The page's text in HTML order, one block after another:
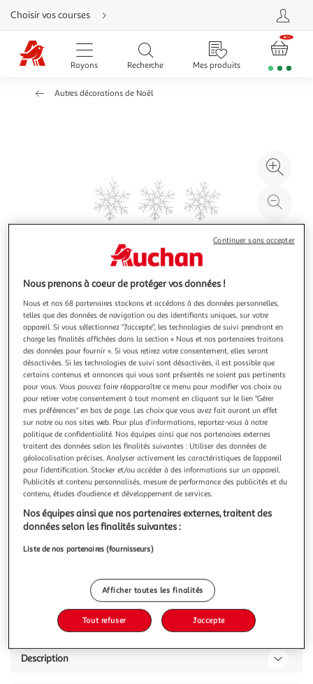
Aller
directement
au
contenu
Aller
directement
Aller
Choisir vos courses
Rayons Recherche Mes produits
Autres décorations de Noël
à
Illustration
précédente
Illustration
suivante
FEERIC LIGHT & CHRISTMAS
Décoration de noël 6 flocons polaire 20cm blanc
Informations Techniques : Dimensions : L. 20 x l. 0,7 x H. 20
cm Matière : Polystyrène Spécificités : Pratique & Utile
Décoration de Noël Suspension Design 6 Flocons Finition
Paillettes Poids : 0,007 kg Couleur : Blanc
En savoir +
Vendu par Paris Prix
Livr. ou retrait dès 3/4 jours
A partir de 7,99€
Plus d'options
Description
Nous prenons à coeur de protéger vos données !
Nous et nos 68 partenaires stockons et accédons à des données personnelles,
telles que des données de navigation ou des identifiants uniques, sur votre
appareil. Si vous sélectionnez "J'accepte", les technologies de suivi prendront en
charge les finalités affichées dans la section « Nous et nos partenaires traitons
des données pour fournir ». Si vous retirez votre consentement, elles seront
désactivées. Si les technologies de suivi sont désactivées, il est possible que
certains contenus et annonces qui vous sont présentés ne soient pas pertinents
pour vous. Vous pouvez faire réapparaître ce menu pour modifier vos choix ou
pour retirer votre consentement à tout moment en cliquant sur le lien "Gérer
mes préférences" en bas de page. Les choix que vous avez fait auront un effet
sur notre ou nos sites web. Pour plus d’informations, reportez-vous à notre
politique de confidentialité. Nos équipes ainsi que nos partenaires externes
traitent des données selon les finalités suivantes : Utiliser des données de
géolocalisation précises. Analyser activement les caractéristiques de l’appareil
pour l’identification. Stocker et/ou accéder à des informations sur un appareil.
Publicités et contenu personnalisés, mesure de performance des publicités et du
contenu, études d’audience et développement de services.
Nos équipes ainsi que nos partenaires externes, traitent des
données selon les finalités suivantes :
Liste de nos partenaires (fournisseurs)
Afficher toutes les finalités
Tout refuser J'accepte
Continuer sans accepter